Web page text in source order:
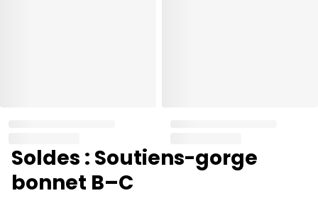
Soldes : Soutiens-gorge
bonnet B–C